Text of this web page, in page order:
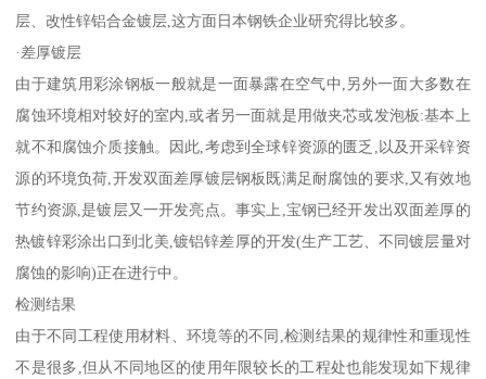
层、改性锌铝合金镀层,这方面日本钢铁企业研究得比较多。
·差厚镀层
由于建筑用彩涂钢板一般就是一面暴露在空气中,另外一面大多数在
腐蚀环境相对较好的室内,或者另一面就是用做夹芯或发泡板:基本上
就不和腐蚀介质接触。因此,考虑到全球锌资源的匮乏,以及开采锌资
源的环境负荷,开发双面差厚镀层钢板既满足耐腐蚀的要求,又有效地
节约资源,是镀层又一开发亮点。事实上,宝钢已经开发出双面差厚的
热镀锌彩涂出口到北美,镀铝锌差厚的开发(生产工艺、不同镀层量对
腐蚀的影响)正在进行中。
检测结果
由于不同工程使用材料、环境等的不同,检测结果的规律性和重现性
不是很多,但从不同地区的使用年限较长的工程处也能发现如下规律